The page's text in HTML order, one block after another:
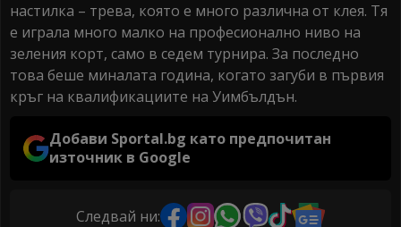
настилка – трева, която е много различна от клея. Тя
е играла много малко на професионално ниво на
зеления корт, само в седем турнира. За последно
това беше миналата година, когато загуби в първия
кръг на квалификациите на Уимбълдън.
Добави Sportal.bg като предпочитан
източник в Google
Следвай ни: